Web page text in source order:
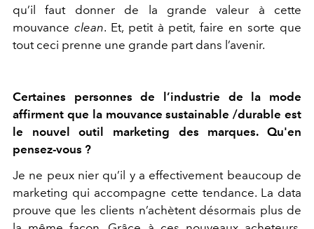
qu’il faut donner de la grande valeur à cette
mouvance clean. Et, petit à petit, faire en sorte que
tout ceci prenne une grande part dans l’avenir.
Certaines personnes de l’industrie de la mode
affirment que la mouvance sustainable /durable est
le nouvel outil marketing des marques. Qu'en
pensez-vous ?
Je ne peux nier qu’il y a effectivement beaucoup de
marketing qui accompagne cette tendance. La data
prouve que les clients n’achètent désormais plus de